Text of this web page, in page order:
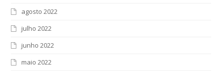
agosto 2022
julho 2022
junho 2022
maio 2022